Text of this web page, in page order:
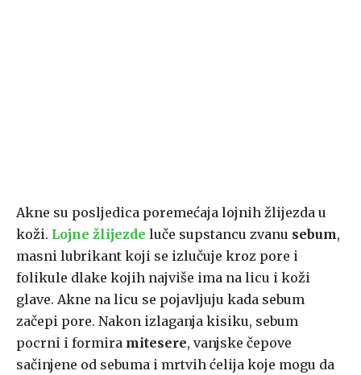
Akne su posljedica poremećaja lojnih žlijezda u
koži. Lojne žlijezde luče supstancu zvanu sebum,
masni lubrikant koji se izlučuje kroz pore i
folikule dlake kojih najviše ima na licu i koži
glave. Akne na licu se pojavljuju kada sebum
začepi pore. Nakon izlaganja kisiku, sebum
pocrni i formira mitesere, vanjske čepove
sačinjene od sebuma i mrtvih ćelija koje mogu da